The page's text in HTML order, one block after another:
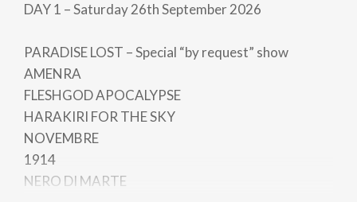
DAY 1 – Saturday 26th September 2026
PARADISE LOST – Special “by request” show
AMENRA
FLESHGOD APOCALYPSE
HARAKIRI FOR THE SKY
NOVEMBRE
1914
NERO DI MARTE